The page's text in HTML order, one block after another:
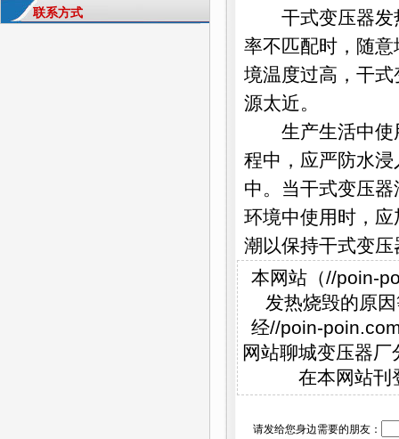
联系方式
干式变压器发热
率不匹配时，随
境温度过高，干
源太近。
生产生活中使用
程中，应严防水
中。当干式变压
环境中使用时，
潮以保持干式变
本网站（//poin-
发热烧毁的原
经//poin-
网站聊城变压器
在本网站刊
请发给您身边需要的朋友：